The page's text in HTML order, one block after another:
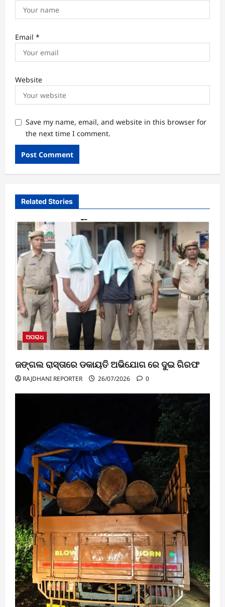
Email *
Website
Save my name, email, and website in this browser for
the next time I comment.
Related Stories
ଅପରାଧ
ଜଙ୍ଗଲ ରାସ୍ତାରେ ଡକାୟତି ଅଭିଯୋଗ ରେ ଦୁଇ ଗିରଫ
RAJDHANI REPORTER 26/07/2026 0